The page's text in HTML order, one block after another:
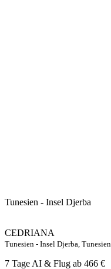
Tunesien - Insel Djerba
CEDRIANA
Tunesien - Insel Djerba, Tunesien
7 Tage AI & Flug ab 466 €